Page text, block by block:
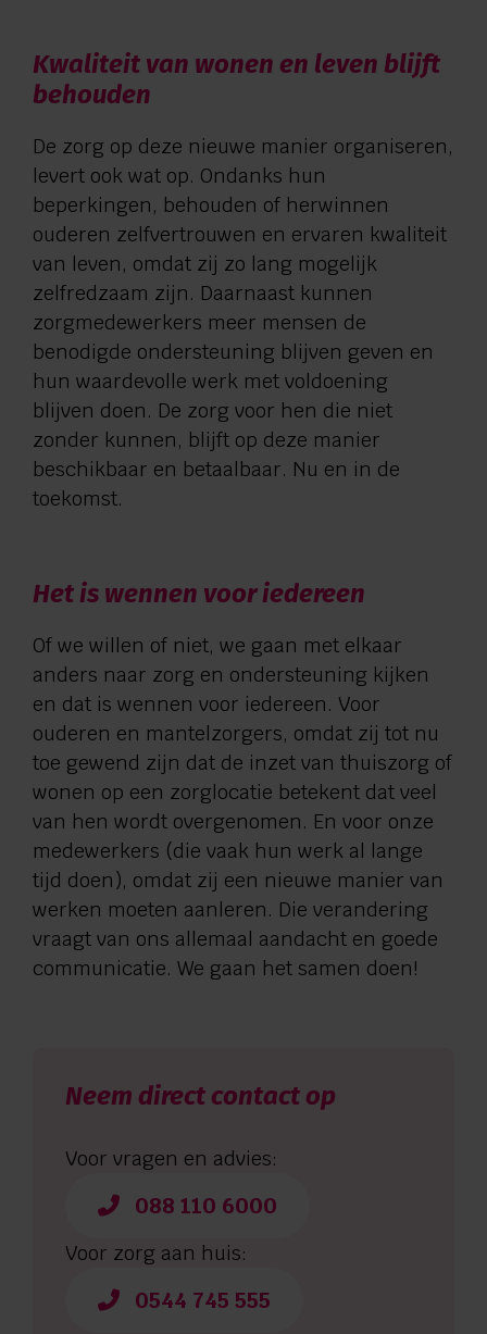
Kwaliteit van wonen en leven blijft
behouden
De zorg op deze nieuwe manier organiseren,
levert ook wat op. Ondanks hun
beperkingen, behouden of herwinnen
ouderen zelfvertrouwen en ervaren kwaliteit
van leven, omdat zij zo lang mogelijk
zelfredzaam zijn. Daarnaast kunnen
zorgmedewerkers meer mensen de
benodigde ondersteuning blijven geven en
hun waardevolle werk met voldoening
blijven doen. De zorg voor hen die niet
zonder kunnen, blijft op deze manier
beschikbaar en betaalbaar. Nu en in de
toekomst.
Het is wennen voor iedereen
Of we willen of niet, we gaan met elkaar
anders naar zorg en ondersteuning kijken
en dat is wennen voor iedereen. Voor
ouderen en mantelzorgers, omdat zij tot nu
toe gewend zijn dat de inzet van thuiszorg of
wonen op een zorglocatie betekent dat veel
van hen wordt overgenomen. En voor onze
medewerkers (die vaak hun werk al lange
tijd doen), omdat zij een nieuwe manier van
werken moeten aanleren. Die verandering
vraagt van ons allemaal aandacht en goede
communicatie. We gaan het samen doen!
Neem direct contact op
Voor vragen en advies:
088 110 6000
Voor zorg aan huis:
0544 745 555